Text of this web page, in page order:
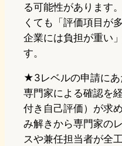
る可能性があります
くても「評価項目が
企業には負担が重い
す。
★3レベルの申請にあ
専門家による確認を
付き自己評価）が求
み解きから専門家の
スや兼任担当者が全